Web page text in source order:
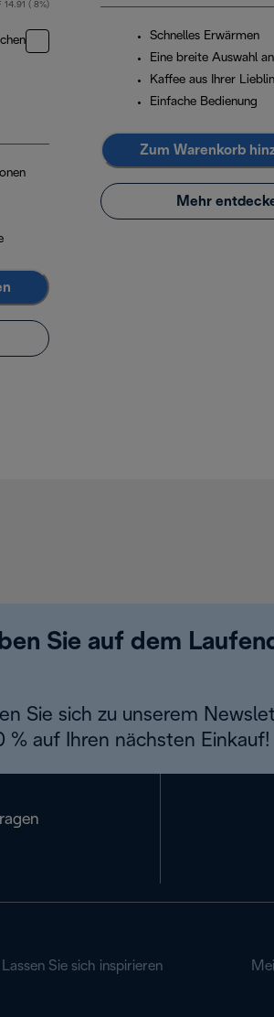
14.91 ( 8%)
Schnelles Erwärmen
Eine breite Auswahl
Kaffee aus Ihrer
Einfache Bedienung
Zum Warenkorb
Mehr
Sie auf dem
Sie sich zu unserem
% auf Ihren nächsten Einkauf!
Lassen Sie sich inspirieren